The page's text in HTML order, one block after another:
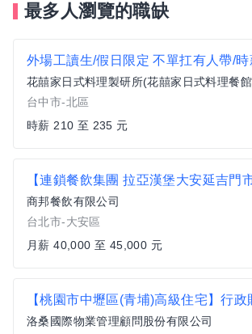
最多人瀏覽的職缺
花囍家日式料理製研所(花囍家日式料理餐
台中市-北區
時薪 210 至 235 元
商邦餐飲有限公司
台北市-大安區
月薪 40,000 至 45,000 元
【桃園市中壢區(青埔)高級住宅】行政
洛桑國際物業管理顧問股份有限公司